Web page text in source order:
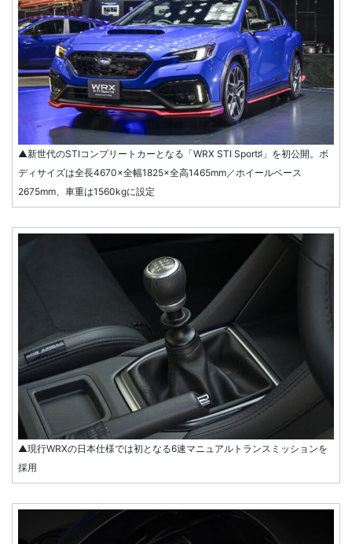
▲新世代のSTIコンプリートカーとなる「WRX STI Sport♯」を初公開。ボ
ディサイズは全長4670×全幅1825×全高1465mm／ホイールベース
2675mm、車重は1560kgに設定
▲現行WRXの日本仕様では初となる6速マニュアルトランスミッションを
採用